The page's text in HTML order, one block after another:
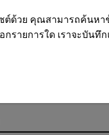
ต์ด้วย คุณสามารถค้นหา
กรายการใด เราจะบันทึ